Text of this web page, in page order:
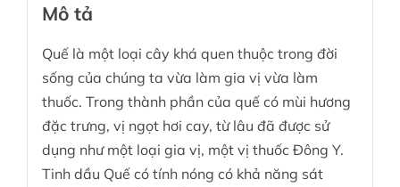
Mô tả
Quế là một loại cây khá quen thuộc trong đời
sống của chúng ta vừa làm gia vị vừa làm
thuốc. Trong thành phần của quế có mùi hương
đặc trưng, vị ngọt hơi cay, từ lâu đã được sử
dụng như một loại gia vị, một vị thuốc Đông Y.
Tinh dầu Quế có tính nóng có khả năng sát